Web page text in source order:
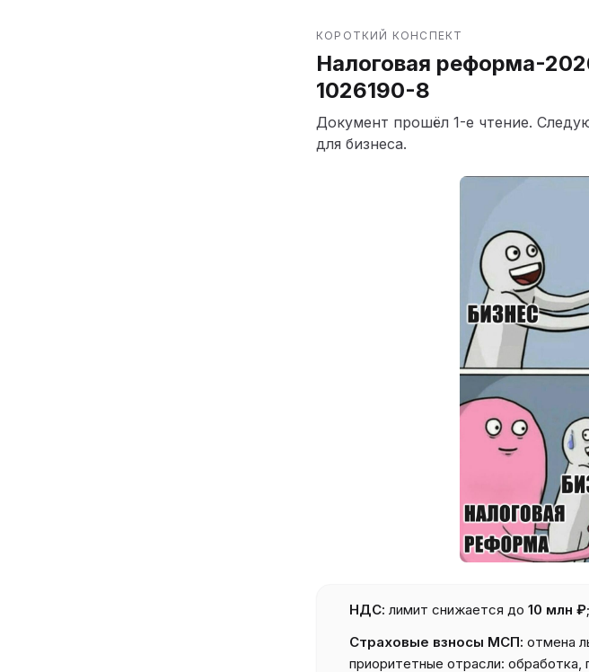
КОРОТКИЙ КОНСПЕКТ
Налоговая реформа-
1026190-8
Документ прошёл 1-е чтение.
для бизнеса.
НДС: лимит снижается до 10 млн ₽
Страховые взносы МСП: отмена
приоритетные отрасли: обработка,